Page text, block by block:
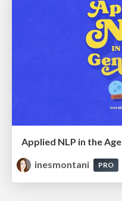
Applied NLP in the
inesmontani
PRO